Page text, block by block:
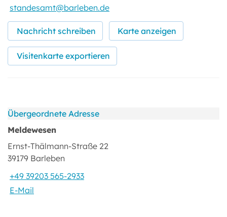
standesamt@barleben.de
Nachricht schreiben Karte anzeigen
Visitenkarte exportieren
Übergeordnete Adresse
Meldewesen
Ernst-Thälmann-Straße 22
39179 Barleben
+49 39203 565-2933
E-Mail